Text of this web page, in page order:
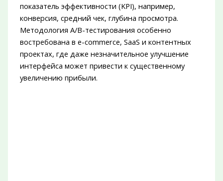
показатель эффективности (KPI), например,
конверсия, средний чек, глубина просмотра.
Методология A/B-тестирования особенно
востребована в e-commerce, SaaS и контентных
проектах, где даже незначительное улучшение
интерфейса может привести к существенному
увеличению прибыли.